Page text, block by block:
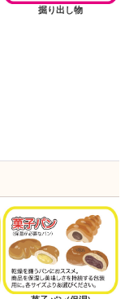
掘り出し物